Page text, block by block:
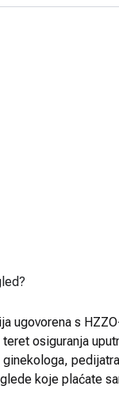
ugovorena s
osiguranja
koje plaćate